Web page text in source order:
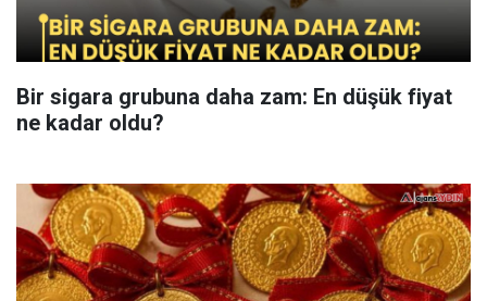
Bir sigara grubuna daha zam: En düşük fiyat
ne kadar oldu?